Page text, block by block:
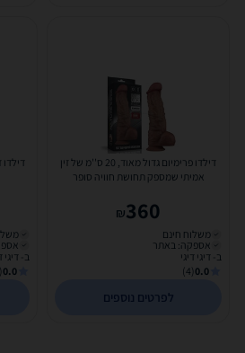
דילדו פרימיום גדול מאוד, 20 ס''מ של זין
אמיתי שמספק תחושת חוויה סופר
360
₪
משלוח חינם
אספקה: באתר
ב- דיגי דיגי
0.0
(4)
לפרטים נוספים
ב- דיגי
0.0
(4)